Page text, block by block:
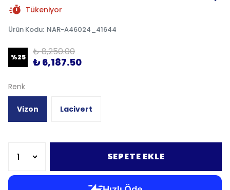
Tükeniyor
Ürün Kodu: NAR-A46024_41644
%25 ₺ 8,250.00
₺ 6,187.50
Renk
Vizon Lacivert
SEPETE EKLE